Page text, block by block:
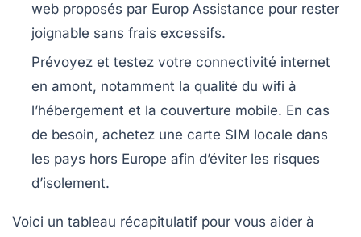
web proposés par Europ Assistance pour rester
joignable sans frais excessifs.
Prévoyez et testez votre connectivité internet
en amont, notamment la qualité du wifi à
l’hébergement et la couverture mobile. En cas
de besoin, achetez une carte SIM locale dans
les pays hors Europe afin d’éviter les risques
d’isolement.
Voici un tableau récapitulatif pour vous aider à